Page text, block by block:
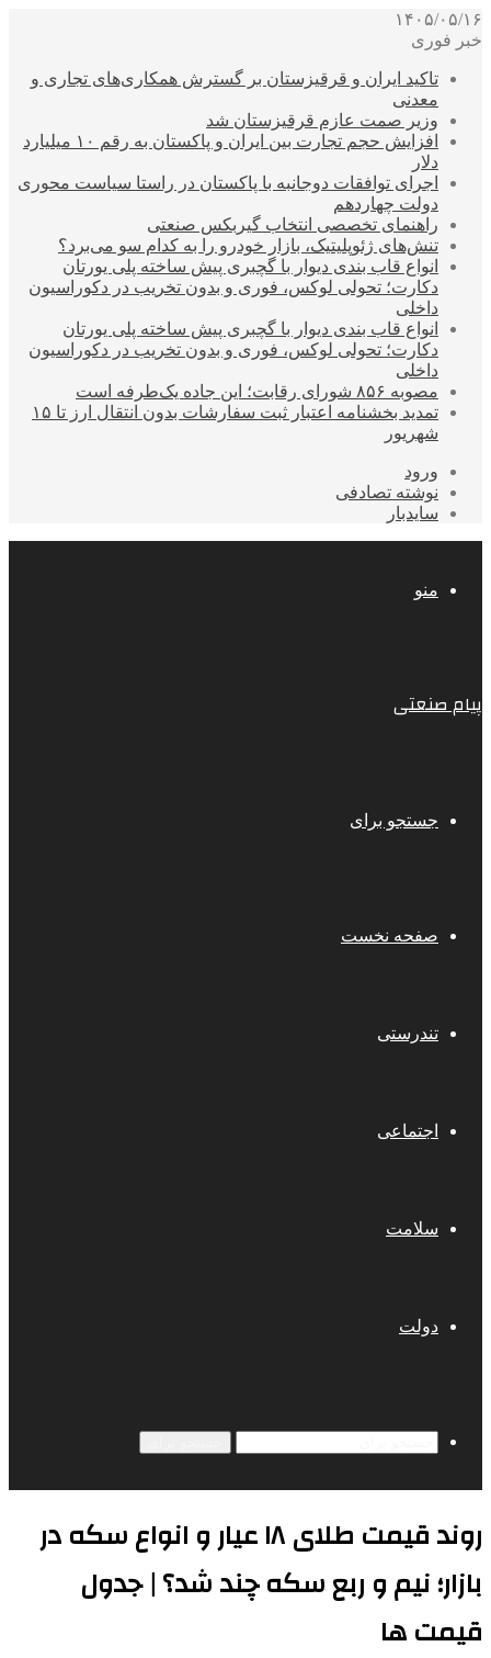
۱۴۰۵/۰۵/۱۶
خبر فوری
تاکید ایران و قرقیزستان بر گسترش همکاری‌های تجاری و
معدنی
وزیر صمت عازم قرقیزستان شد
افزایش حجم تجارت بین ایران و پاکستان به رقم ۱۰ میلیارد
دلار
اجرای توافقات دوجانبه با پاکستان در راستا سیاست محوری
دولت چهاردهم
راهنمای تخصصی انتخاب گیربکس صنعتی
تنش‌های ژئوپلیتیک، بازار خودرو را به کدام سو می‌برد؟
انواع قاب بندی دیوار با گچبری پیش ساخته پلی یورتان
دکارت؛ تحولی لوکس، فوری و بدون تخریب در دکوراسیون
داخلی
انواع قاب بندی دیوار با گچبری پیش ساخته پلی یورتان
دکارت؛ تحولی لوکس، فوری و بدون تخریب در دکوراسیون
داخلی
مصوبه ۸۵۶ شورای رقابت؛ این جاده یک‌طرفه است
تمدید بخشنامه اعتبار ثبت سفارشات بدون انتقال ارز تا ۱۵
شهریور
ورود
نوشته تصادفی
سایدبار
منو
پیام صنعتی
جستجو برای
صفحه نخست
تندرستی
اجتماعی
سلامت
دولت
روند قیمت طلای ۱۸ عیار و انواع سکه در
بازار؛ نیم و ربع سکه چند شد؟ | جدول
قیمت ها